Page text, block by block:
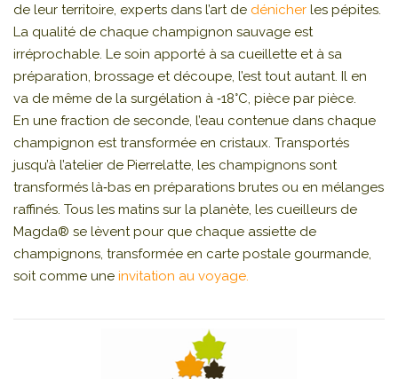
de leur territoire, experts dans l’art de dénicher les pépites.
La qualité de chaque champignon sauvage est
irréprochable. Le soin apporté à sa cueillette et à sa
préparation, brossage et découpe, l’est tout autant. Il en
va de même de la surgélation à ‑18°C, pièce par pièce.
En une fraction de seconde, l’eau contenue dans chaque
champignon est transformée en cristaux. Transportés
jusqu’à l’atelier de Pierrelatte, les champignons sont
transformés là‑bas en préparations brutes ou en mélanges
raffinés. Tous les matins sur la planète, les cueilleurs de
Magda® se lèvent pour que chaque assiette de
champignons, transformée en carte postale gourmande,
soit comme une invitation au voyage.